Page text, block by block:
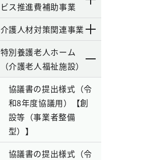
ビス推進費補助事業
介護人材対策関連事業
特別養護老人ホーム
（介護老人福祉施設）
協議書の提出様式（令
和8年度協議用）【創
設等（事業者整備
型）】
協議書の提出様式（令